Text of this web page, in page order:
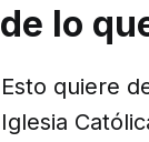
de lo
Esto quiere
Iglesia